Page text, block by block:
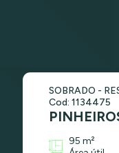
SOBRADO -
Cod: 1134475
95 m²